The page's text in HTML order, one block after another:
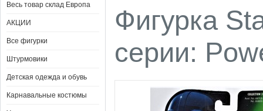
Весь товар склад Европа
АКЦИИ
Все фигурки
Штурмовики
Детская одежда и обувь
Карнавальные костюмы
Фигурка
серии: